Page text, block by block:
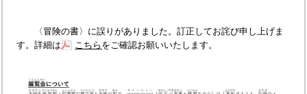
〈冒険の書〉に誤りがありました。訂正してお詫び申し上げま
す。詳細は
こちら をご確認お願いいたします。